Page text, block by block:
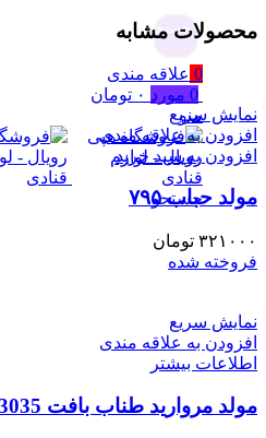
جستجو
0 علاقه مندی
0 مورد ۰ تومان
منو
جستجو
محصولات مشابه
نمایش سریع
افزودن به علاقه مندی
افزودن به سبد خرید
مولد حباب ۷۹۵
۳۲۱۰۰۰ تومان
فروخته شده
نمایش سریع
افزودن به علاقه مندی
اطلاعات بیشتر
مولد مروارید طناب بافت 3035